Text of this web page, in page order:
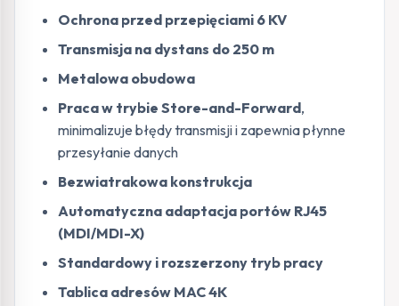
Ochrona przed przepięciami 6 KV
Transmisja na dystans do 250 m
Metalowa obudowa
Praca w trybie Store-and-Forward,
minimalizuje błędy transmisji i zapewnia płynne
przesyłanie danych
Bezwiatrakowa konstrukcja
Automatyczna adaptacja portów RJ45
(MDI/MDI-X)
Standardowy i rozszerzony tryb pracy
Tablica adresów MAC 4K